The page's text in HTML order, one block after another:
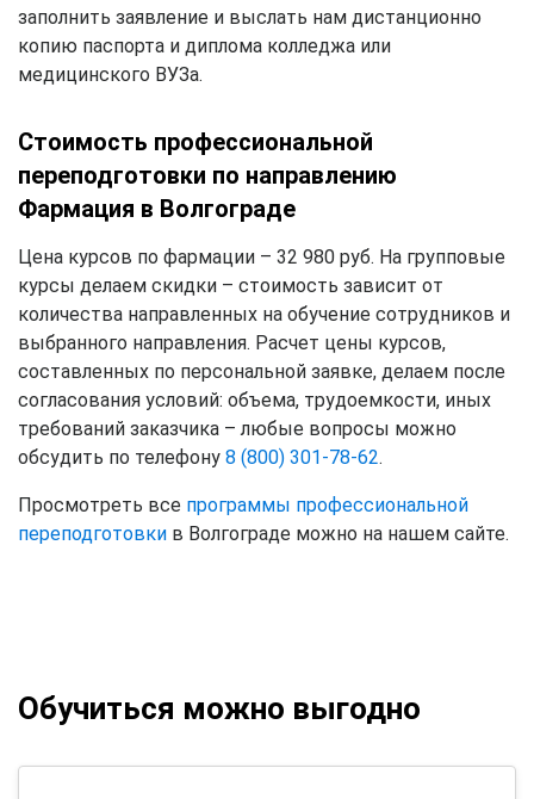
заполнить заявление и выслать нам дистанционно
копию паспорта и диплома колледжа или
медицинского ВУЗа.
Стоимость профессиональной
переподготовки по направлению
Фармация в Волгограде
Цена курсов по фармации – 32 980 руб. На групповые
курсы делаем скидки – стоимость зависит от
количества направленных на обучение сотрудников и
выбранного направления. Расчет цены курсов,
составленных по персональной заявке, делаем после
согласования условий: объема, трудоемкости, иных
требований заказчика – любые вопросы можно
обсудить по телефону 8 (800) 301-78-62.
Просмотреть все программы профессиональной
переподготовки в Волгограде можно на нашем сайте.
Обучиться можно выгодно